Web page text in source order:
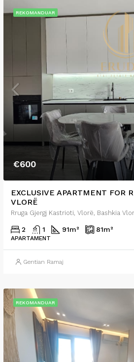
REKOMANDUAR
€600
EXCLUSIVE APARTMENT FOR
VLORË
2 1 91m² 81m²
APARTAMENT
Gentian Ramaj
REKOMANDUAR